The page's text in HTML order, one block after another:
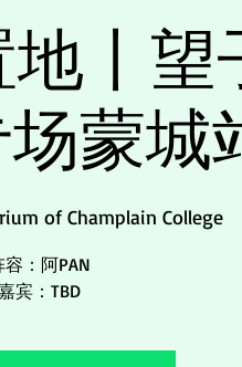
丨望
场蒙城
of Champlain College
：阿PAN
宾：TBD